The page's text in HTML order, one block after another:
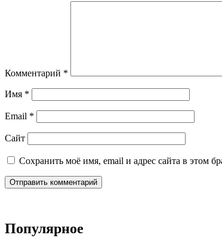
Комментарий *
Имя *
Email *
Сайт
Сохранить моё имя, email и адрес сайта в этом
Популярное